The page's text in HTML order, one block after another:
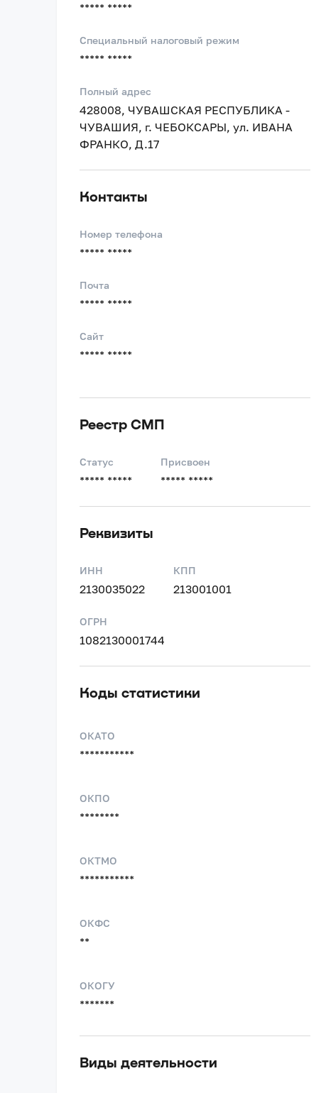
***** *****
Специальный налоговый режим
***** *****
Полный адрес
428008, ЧУВАШСКАЯ РЕСПУБЛИКА -
ЧУВАШИЯ, г. ЧЕБОКСАРЫ, ул. ИВАНА
ФРАНКО, Д.17
Контакты
Номер телефона
***** *****
Почта
***** *****
Сайт
***** *****
Реестр СМП
Статус
***** *****
Присвоен
***** *****
Реквизиты
ИНН
2130035022
КПП
213001001
ОГРН
1082130001744
Коды статистики
ОКАТО
***********
ОКПО
********
ОКТМО
***********
ОКФС
**
ОКОГУ
*******
Виды деятельности